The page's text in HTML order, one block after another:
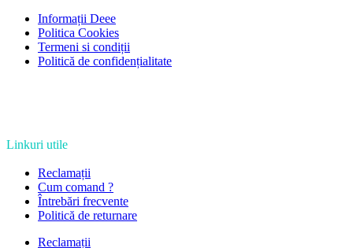
Informații Deee
Politica Cookies
Termeni si condiții
Politică de confidențialitate
Linkuri utile
Reclamații
Cum comand ?
Întrebări frecvente
Politică de returnare
Reclamații